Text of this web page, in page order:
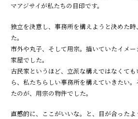
マアジサイが私たちの目印です。
独立を決意し、事務所を構えようと決めた
た。
市外や丸子、そして用宗。描いていたイメ
家屋でした。
古民家というほど、立派な構えではなくて
ら、私たちらしい事務所を構えていきたい
たのが、用宗の物件でした。
直感的に、ここがいいな。と、目が合った